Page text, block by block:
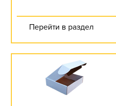
Перейти в раздел